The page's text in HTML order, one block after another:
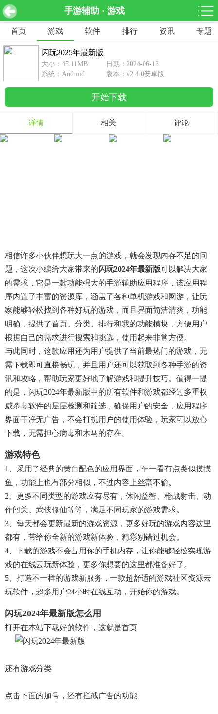
手游辅助 · 游戏
网游分类 软件分类
休闲益智
462款游戏
赛车竞速
122款游戏
1642款游戏
动作射击
351款游戏
69款游戏
经营养成
策略塔防
冒险解谜
首页 游戏 软件 排行 资讯 专题
闪玩2025年最新版 v2.4.0安卓版 下载
闪玩2025年最新版
大小：45.11MB
日期：2024-06-13
系统：Android
版本：v2.4.0安卓版
开始下载
详情 相关 评论
相信许多小伙伴想玩大一点的游戏，就会发现内存不足的问
题，这次小编给大家带来的闪玩2024年最新版可以解决大家
的需求，它是一款功能强大的手游辅助应用程序，该应用程
序内置了丰富的资源库，涵盖了各种单机游戏和网游，让玩
家能够轻松找到各种好玩的游戏，而且界面简洁清爽，功能
明确，提供了首页、分类、排行和我的功能模块，方便用户
根据自己的需求进行搜索和挑选，使用起来非常方便。
与此同时，这款应用还为用户提供了当前最热门的游戏，无
需下载即可直接畅玩，并且用户还可以获取到各种手游的资
讯和攻略，帮助玩家更好地了解游戏和提升技巧。值得一提
的是，闪玩2024年最新版中的所有软件和游戏都经过多重权
威杀毒软件的层层检测和筛选，确保用户的安全，应用程序
界面干净无广告，不会打扰用户的使用体验，玩家可以放心
下载，无需担心病毒和木马的存在。
游戏特色
1、采用了经典的黄白配色的应用界面，乍一看有点类似摸摸
鱼，功能上也有部分相似，不过内容上丝毫不输。
2、更多不同类型的游戏应有尽有，休闲益智、枪战射击、动
作闯关、武侠修仙等等，满足不同玩家的游戏需求。
3、每天都会更新最新的游戏资源，更多好玩的游戏内容这里
都有，带给你全新的游戏新体验，精彩别错过机会。
4、下载的游戏不会占用你的手机内存，让你能够轻松实现游
戏的在线云玩新体验，更多你想要的这里都准备好了。
5、打造不一样的游戏新服务，一款超舒适的游戏社区资源云
玩软件，超多用户24小时在线互动，开始你的游戏。
闪玩2024年最新版怎么用
打开在本站下载好的软件，这就是首页
还有游戏分类
点击下面的加号，还有拦截广告的功能